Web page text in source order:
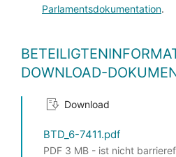
Parlamentsdokumentation.
DOWNLOAD-
Download
BTD_6-7411.pdf
PDF 3 MB - ist nicht